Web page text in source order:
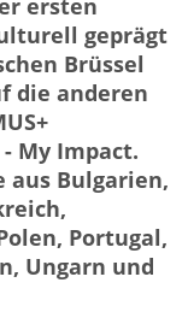
ersten
geprägt
Brüssel
die anderen
My Impact.
aus Bulgarien,
Portugal,
Ungarn und